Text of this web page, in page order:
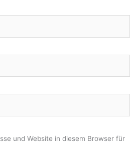
und Website in diesem Browser für